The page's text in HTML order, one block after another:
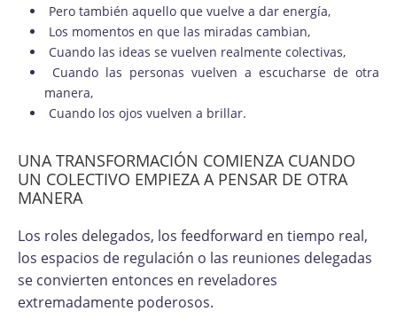
Pero también aquello que vuelve a dar energía,
Los momentos en que las miradas cambian,
Cuando las ideas se vuelven realmente colectivas,
Cuando las personas vuelven a escucharse de otra
manera,
Cuando los ojos vuelven a brillar.
UNA TRANSFORMACIÓN COMIENZA CUANDO
UN COLECTIVO EMPIEZA A PENSAR DE OTRA
MANERA
Los roles delegados, los feedforward en tiempo real,
los espacios de regulación o las reuniones delegadas
se convierten entonces en reveladores
extremadamente poderosos.